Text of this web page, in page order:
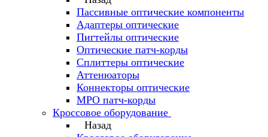
Пассивные оптические компоненты
Адаптеры оптические
Пигтейлы оптические
Оптические патч-корды
Сплиттеры оптические
Аттенюаторы
Коннекторы оптические
MPO патч-корды
Кроссовое оборудование
Назад